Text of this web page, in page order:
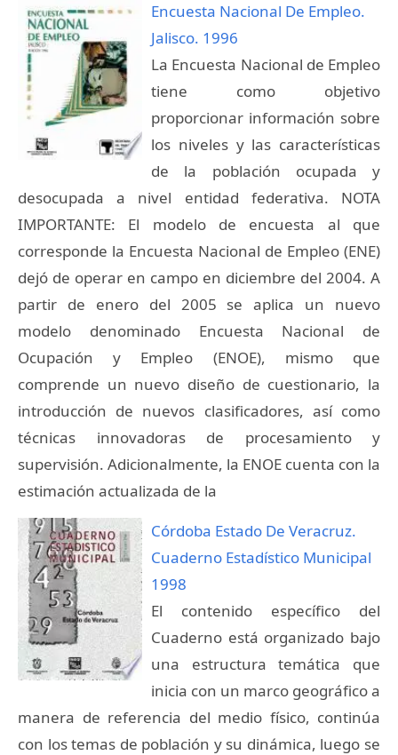
Encuesta Nacional De Empleo.
Jalisco. 1996
La Encuesta Nacional de Empleo
tiene como objetivo
proporcionar información sobre
los niveles y las características
de la población ocupada y
desocupada a nivel entidad federativa. NOTA
IMPORTANTE: El modelo de encuesta al que
corresponde la Encuesta Nacional de Empleo (ENE)
dejó de operar en campo en diciembre del 2004. A
partir de enero del 2005 se aplica un nuevo
modelo denominado Encuesta Nacional de
Ocupación y Empleo (ENOE), mismo que
comprende un nuevo diseño de cuestionario, la
introducción de nuevos clasificadores, así como
técnicas innovadoras de procesamiento y
supervisión. Adicionalmente, la ENOE cuenta con la
estimación actualizada de la
Córdoba Estado De Veracruz.
Cuaderno Estadístico Municipal
1998
El contenido específico del
Cuaderno está organizado bajo
una estructura temática que
inicia con un marco geográfico a
manera de referencia del medio físico, continúa
con los temas de población y su dinámica, luego se